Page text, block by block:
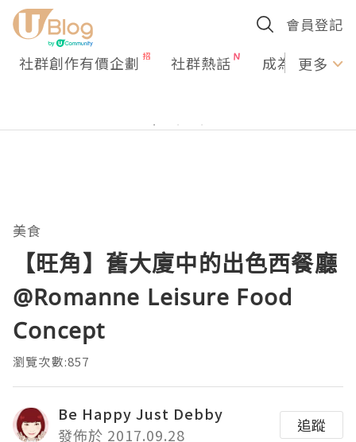
會員登記
社群創作有價企劃 社群熱話 成為U更多
美食
【旺角】舊大廈中的出色西餐廳
@Romanne Leisure Food
Concept
瀏覽次數:857
Be Happy Just Debby
發佈於 2017.09.28
追蹤